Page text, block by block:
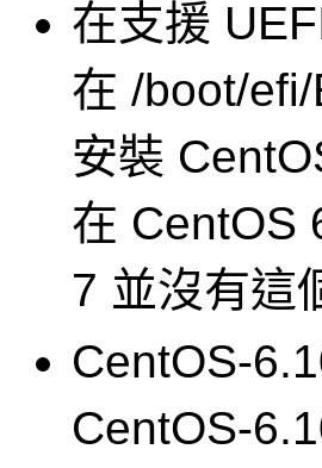
在支援
在 /boot/
安裝
在 CentOS
7 並沒有這
CentOS-
CentOS-